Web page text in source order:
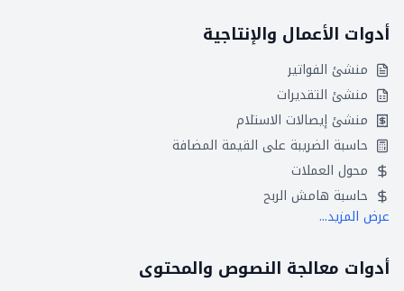
أدوات الأعمال والإنتاجية
منشئ الفواتير
منشئ التقديرات
منشئ إيصالات الاستلام
حاسبة الضريبة على القيمة المضافة
محول العملات
حاسبة هامش الربح
عرض المزيد...
أدوات معالجة النصوص والمحتوى